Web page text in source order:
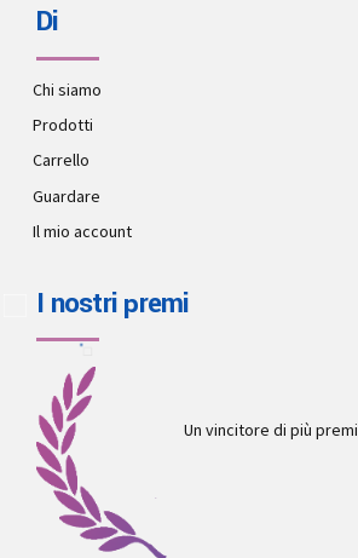
Di
Chi siamo
Prodotti
Carrello
Guardare
Il mio account
I nostri premi
Un vincitore di più premi